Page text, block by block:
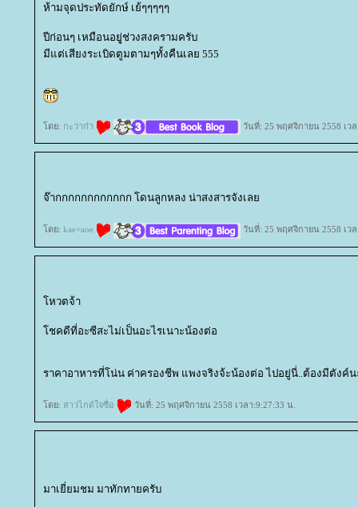
ห้ามจุดประทัดยักษ์ เย้ๆๆๆๆๆ
ปีก่อนๆ เหมือนอยุู่ช่วงสงครามครับ
มีแต่เสียงระเบิดตูมตามๆทั้งคืนเลย 555
ดย: กะว่าก๋า วันที่: 25 พฤศจิกายน 2558 เว
จ๊ากกกกกกกกกกกก โดนลูกหลง น่าสงสารจังเล
ดย: kae+aoe วันที่: 25 พฤศจิกายน 2558 เว
หวตจ้า
ชคดีที่อะซีสะไม่เป็นอะไรเนาะน้องต่อ
ราคาอาหารที่โน่น ค่าครองชีพ แพงจริงจ้ะน้องต่อ ไปอยู่นี่..ต้องมีตังค์น
ดย: สาวไกด์ใจซื่อ วันที่: 25 พฤศจิกายน 2558 เวลา:9:27:33 น.
มาเยี่ยมชม มาทักทายครับ